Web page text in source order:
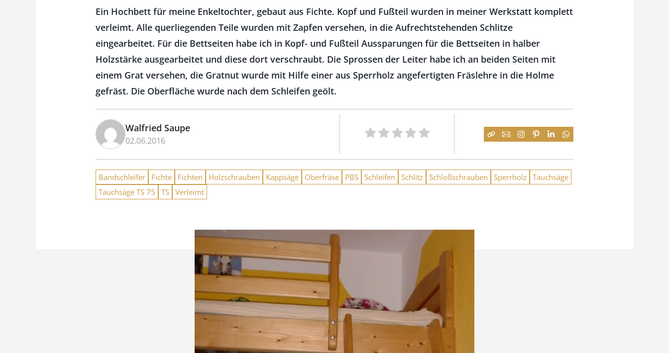
Ein Hochbett für meine Enkeltochter, gebaut aus Fichte. Kopf und Fußteil wurden in meiner Werkstatt komplett
verleimt. Alle querliegenden Teile wurden mit Zapfen versehen, in die Aufrechtstehenden Schlitze
eingearbeitet. Für die Bettseiten habe ich in Kopf- und Fußteil Aussparungen für die Bettseiten in halber
Holzstärke ausgearbeitet und diese dort verschraubt. Die Sprossen der Leiter habe ich an beiden Seiten mit
einem Grat versehen, die Gratnut wurde mit Hilfe einer aus Sperrholz angefertigten Fräslehre in die Holme
gefräst. Die Oberfläche wurde nach dem Schleifen geölt.
Walfried Saupe
02.06.2016
Bandschleifer Fichte Fichten Holzschrauben Kappsäge Oberfräse PBS Schleifen Schlitz Schloßschrauben Sperrholz Tauchsäge
Tauchsäge TS 75
TS Verleimt